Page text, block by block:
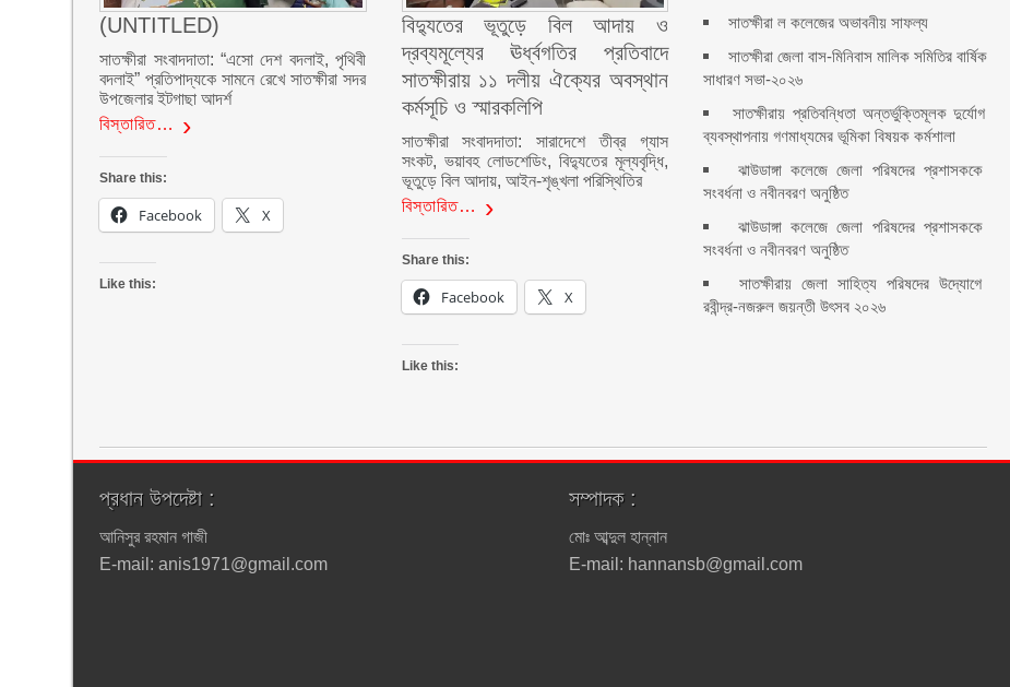
(UNTITLED)
সাতক্ষীরা সংবাদদাতা: “এসো দেশ বদলাই, পৃথিবী
বদলাই” প্রতিপাদ্যকে সামনে রেখে সাতক্ষীরা সদর
উপজেলার ইটগাছা আদর্শ
বিস্তারিত…
Share this:
Facebook X
Like this:
বিদ্যুতের ভূতুড়ে বিল আদায় ও
দ্রব্যমূল্যের ঊর্ধ্বগতির প্রতিবাদে
সাতক্ষীরায় ১১ দলীয় ঐক্যের অবস্থান
কর্মসূচি ও স্মারকলিপি
সাতক্ষীরা সংবাদদাতা: সারাদেশে তীব্র গ্যাস
সংকট, ভয়াবহ লোডশেডিং, বিদ্যুতের মূল্যবৃদ্ধি,
ভূতুড়ে বিল আদায়, আইন-শৃঙ্খলা পরিস্থিতির
বিস্তারিত…
Share this:
Facebook X
Like this:
সাতক্ষীরা ল কলেজের অভাবনীয় সাফল্য
সাতক্ষীরা জেলা বাস-মিনিবাস মালিক সমিতির বার্ষিক
সাধারণ সভা-২০২৬
সাতক্ষীরায় প্রতিবন্ধিতা অন্তর্ভুক্তিমূলক দুর্যোগ
ব্যবস্থাপনায় গণমাধ্যমের ভূমিকা বিষয়ক কর্মশালা
ঝাউডাঙ্গা কলেজে জেলা পরিষদের প্রশাসককে
সংবর্ধনা ও নবীনবরণ অনুষ্ঠিত
ঝাউডাঙ্গা কলেজে জেলা পরিষদের প্রশাসককে
সংবর্ধনা ও নবীনবরণ অনুষ্ঠিত
সাতক্ষীরায় জেলা সাহিত্য পরিষদের উদ্যোগে
রবীন্দ্র-নজরুল জয়ন্তী উৎসব ২০২৬
প্রধান উপদেষ্টা :
আনিসুর রহমান গাজী
E-mail: anis1971@gmail.com
সম্পাদক :
মোঃ আব্দুল হান্নান
E-mail: hannansb@gmail.com